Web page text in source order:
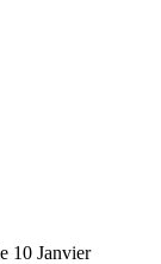
10 Janvier